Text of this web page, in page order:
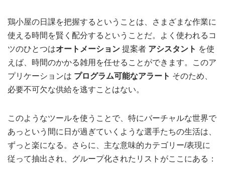
鶏小屋の日課を把握するということは、さまざまな作業に
使える時間を賢く配分するということだ。よく使われるコ
ツのひとつはオートメーション 提案者 アシスタント を使
えば、時間のかかる雑用を任せることができます。このア
プリケーションは プログラム可能なアラート そのため、
必要不可欠な供給を逃すことはない。
このようなツールを使うことで、特にバーチャルな世界で
あっという間に日が過ぎていくような選手たちの生活は、
ずっと楽になる。さらに、主な意味的カテゴリー/表現に
従って抽出され、グループ化されたリストがここにある：